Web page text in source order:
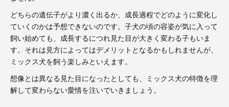
どちらの遺伝子がより濃く出るか、成長過程でどのように変化し
ていくのかは予想できないのです。子犬の頃の容姿が気に入って
飼い始めても、成長するにつれ見た目が大きく変わる子もいま
す。それは見方によってはデメリットとなるかもしれませんが、
ミックス犬を飼う楽しみといえます。
想像とは異なる見た目になったとしても、ミックス犬の特徴を理
解して変わらない愛情を注いでいきましょう。